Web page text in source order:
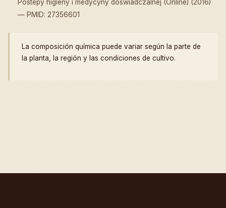
Postepy higieny i medycyny doswiadczalnej (Online) (2016)
— PMID: 27356601
La composición química puede variar según la parte de
la planta, la región y las condiciones de cultivo.